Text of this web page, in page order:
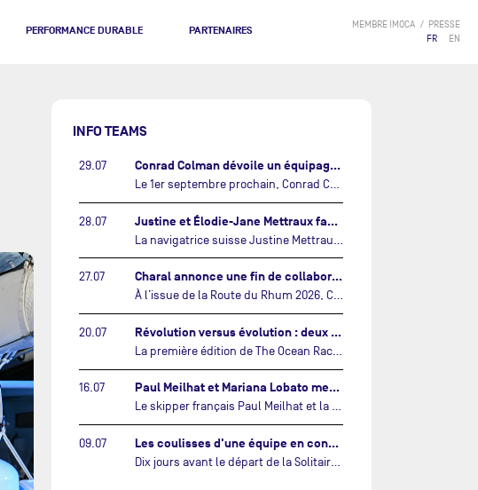
PERFORMANCE DURABLE PARTENAIRES MEMBRE IMOCA
PRESSE
FR
EN
INFO TEAMS
29.07 Conrad Colman dévoile un équipage 100% néo-zélandais tourné vers l'avenir…
Le 1er septembre prochain, Conrad Colman prendra le départ de la première édition de The Ocean Race Atlantic, une nouvelle course IMOCA en équipage reliant New York à Lorient. À bord de MSIG Europe, le skipper néo-zélandais sera entouré de trois jeunes talents issus de la voile néo-zélandaise : Megan Thomson, Anna Merchant et Aaron Hume-Merry.…
28.07 Justine et Élodie-Jane Mettraux face à face sur la transatlantique The Ocean Race Atlantic…
27.07 Charal annonce une fin de collaboration avec Jérémie Beyou et le Beyou Racing après la Route du Rhum…
À l’issue de la Route du Rhum 2026, Charal et le Beyou Racing mettront fin à leur collaboration. Il a été décidé de manière concertée, après dix ans d’une collaboration riche et performante, d’ouvrir une nouvelle ère pour le projet du Charal Sailing Team.…
20.07 Révolution versus évolution : deux nouveaux IMOCA très différents se préparent pour The Ocean Race Atlantic…
16.07 Paul Meilhat et Mariana Lobato mettent à l’eau leur bateau et lancent leur nouvelle campagne « United by the Ocean »…
Le skipper français Paul Meilhat et la co-skipper portugaise Mariana Lobato mettent à l’eau aujourd’hui à Lorient leur IMOCA à bord duquel ils participeront à The Ocean Race Atlantic (septembre 2026) puis à The Ocean Race, le tour du monde en équipage (janvier 2027).…
09.07 Les coulisses d'une équipe en construction vers le Vendée Globe…